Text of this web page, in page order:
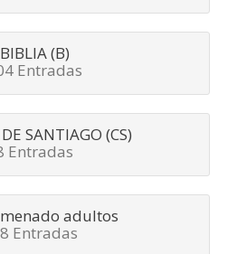
BIBLIA (B)
Entradas
SANTIAGO (CS)
Entradas
adultos
Entradas